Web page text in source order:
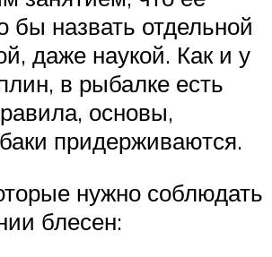
назвать отдельной
даже наукой. Как и у
в рыбалке есть
основы,
придерживаются.
нужно соблюдать
блесен: